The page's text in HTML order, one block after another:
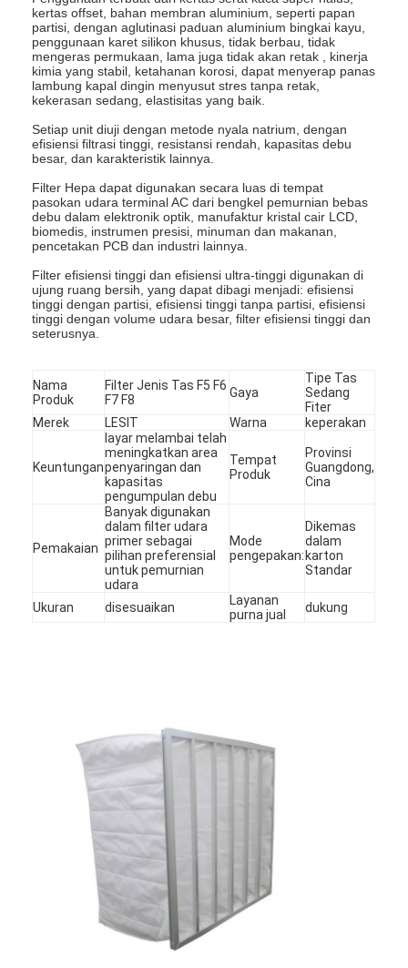
Tentang kami
Tur Pabrik
Kontrol Kualitas
Hubungi Kami
bicara sekarang
Mesin Pembuat Filter Udara
Mesin Manufaktur Filter Udara
Mesin Pembuat Filter Saku
Mesin Memukau Otomatis
Mesin Memukau Semi Otomatis
Frame Welder
Filter Hepa AC
Filter Pembersih Udara
Mesin Jahitan Ultrasonik
Filter udara Mesin pembuatan kerangka
Filter Tas Hepa
kertas offset, bahan membran aluminium, seperti papan
partisi, dengan aglutinasi paduan aluminium bingkai kayu,
penggunaan karet silikon khusus, tidak berbau, tidak
mengeras permukaan, lama juga tidak akan retak , kinerja
kimia yang stabil, ketahanan korosi, dapat menyerap panas
lambung kapal dingin menyusut stres tanpa retak,
kekerasan sedang, elastisitas yang baik.
Setiap unit diuji dengan metode nyala natrium, dengan
efisiensi filtrasi tinggi, resistansi rendah, kapasitas debu
besar, dan karakteristik lainnya.
Filter Hepa dapat digunakan secara luas di tempat
pasokan udara terminal AC dari bengkel pemurnian bebas
debu dalam elektronik optik, manufaktur kristal cair LCD,
biomedis, instrumen presisi, minuman dan makanan,
pencetakan PCB dan industri lainnya.
Filter efisiensi tinggi dan efisiensi ultra-tinggi digunakan di
ujung ruang bersih, yang dapat dibagi menjadi: efisiensi
tinggi dengan partisi, efisiensi tinggi tanpa partisi, efisiensi
tinggi dengan volume udara besar, filter efisiensi tinggi dan
seterusnya.
Nama
Produk
Filter Jenis Tas F5 F6
F7 F8
Gaya
Tipe Tas
Sedang
Fiter
Merek
LESIT Warna keperakan
Keuntungan
layar melambai telah
meningkatkan area
penyaringan dan
kapasitas
pengumpulan debu
Tempat
Produk
Provinsi
Guangdong,
Cina
Pemakaian
Banyak digunakan
dalam filter udara
primer sebagai
pilihan preferensial
untuk pemurnian
udara
Mode
pengepakan:
Dikemas
dalam
karton
Standar
Ukuran disesuaikan
Layanan
purna jual
dukung